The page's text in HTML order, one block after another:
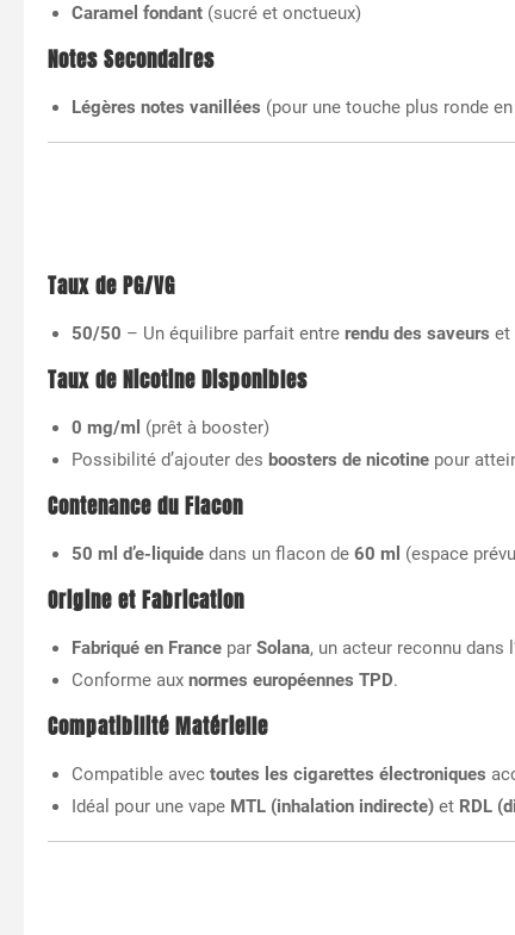
Caramel fondant (sucré et onctueux)
Notes Secondaires
Légères notes vanillées (pour une touche plus ronde
Taux de PG/VG
50/50 – Un équilibre parfait entre rendu des saveurs et
Taux de Nicotine Disponibles
0 mg/ml (prêt à booster)
Possibilité d’ajouter des boosters de nicotine pour
Contenance du Flacon
50 ml d’e-liquide dans un flacon de 60 ml (espace
Origine et Fabrication
Fabriqué en France par Solana, un acteur reconnu dans
Conforme aux normes européennes TPD.
Compatibilité Matérielle
Compatible avec toutes les cigarettes électroniques
Idéal pour une vape MTL (inhalation indirecte) et RDL